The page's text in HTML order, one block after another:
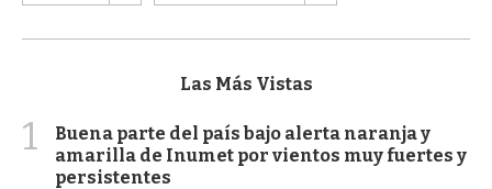
Las Más Vistas
1
Buena parte del país bajo alerta naranja y
amarilla de Inumet por vientos muy fuertes y
persistentes